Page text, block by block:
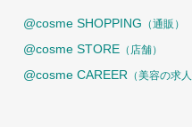
@cosme SHOPPING （通販）
@cosme STORE （店舗）
@cosme CAREER （美容の求人